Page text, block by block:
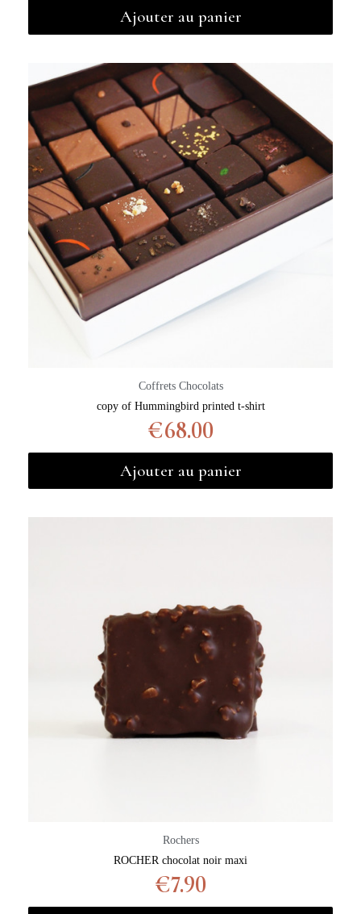
Ajouter au panier
Coffrets Chocolats
copy of Hummingbird printed t-shirt
€68.00
Ajouter au panier
Rochers
ROCHER chocolat noir maxi
€7.90